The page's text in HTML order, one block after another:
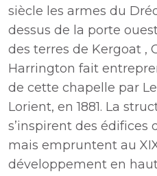
siècle les armes du
dessus de la porte
des terres de Kergoat ,
Harrington fait
de cette chapelle par
Lorient, en 1881. La
s’inspirent des édifices
mais empruntent au
développement en